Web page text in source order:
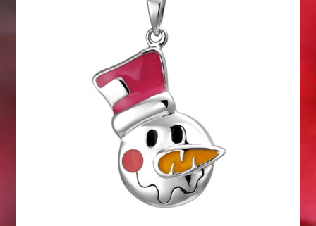
Weihnachtsangebote 2019
Weihnachtsangebote 2020
Weihnachtsangebote 2021
Woocommerce Predictive Search